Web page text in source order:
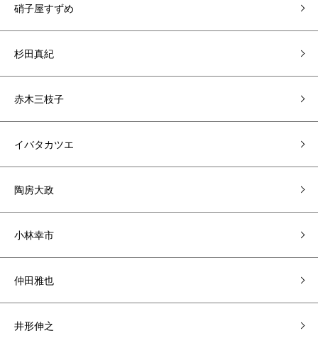
硝子屋すずめ
杉田真紀
赤木三枝子
イバタカツエ
陶房大政
小林幸市
仲田雅也
井形伸之